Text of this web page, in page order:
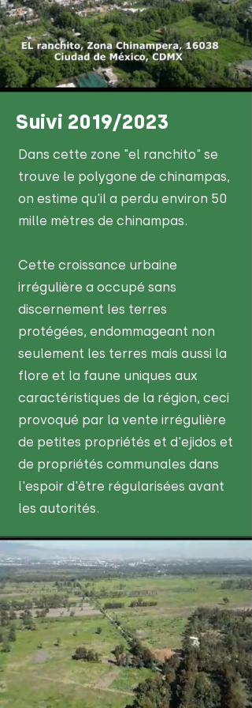
Suivi 2019/2023
Dans cette zone "el ranchito" se
trouve le polygone de chinampas,
on estime qu'il a perdu environ 50
mille mètres de chinampas.
Cette croissance urbaine
irrégulière a occupé sans
discernement les terres
protégées, endommageant non
seulement les terres mais aussi la
flore et la faune uniques aux
caractéristiques de la région, ceci
provoqué par la vente irrégulière
de petites propriétés et d'ejidos et
de propriétés communales dans
l'espoir d'être régularisées avant
les autorités.